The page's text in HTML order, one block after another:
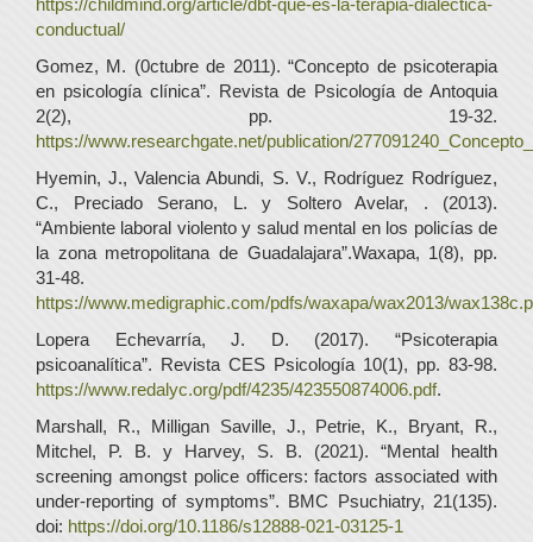
https://childmind.org/article/dbt-que-es-la-terapia-dialectica-
conductual/
Gomez, M. (0ctubre de 2011). “Concepto de psicoterapia
en psicología clínica”. Revista de Psicología de Antoquia
2(2), pp. 19-32.
https://www.researchgate.net/publication/
Hyemin, J., Valencia Abundi, S. V., Rodríguez Rodríguez,
C., Preciado Serano, L. y Soltero Avelar, . (2013).
“Ambiente laboral violento y salud mental en los policías de
la zona metropolitana de Guadalajara”.Waxapa, 1(8), pp.
31-48.
https://www.medigraphic.com/pdfs/waxapa/wax2013/
Lopera Echevarría, J. D. (2017). “Psicoterapia
psicoanalítica”. Revista CES Psicología 10(1), pp. 83-98.
https://www.redalyc.org/pdf/4235/423550874006.pdf.
Marshall, R., Milligan Saville, J., Petrie, K., Bryant, R.,
Mitchel, P. B. y Harvey, S. B. (2021). “Mental health
screening amongst police officers: factors associated with
under-reporting of symptoms”. BMC Psuchiatry, 21(135).
doi: https://doi.org/10.1186/s12888-021-03125-1